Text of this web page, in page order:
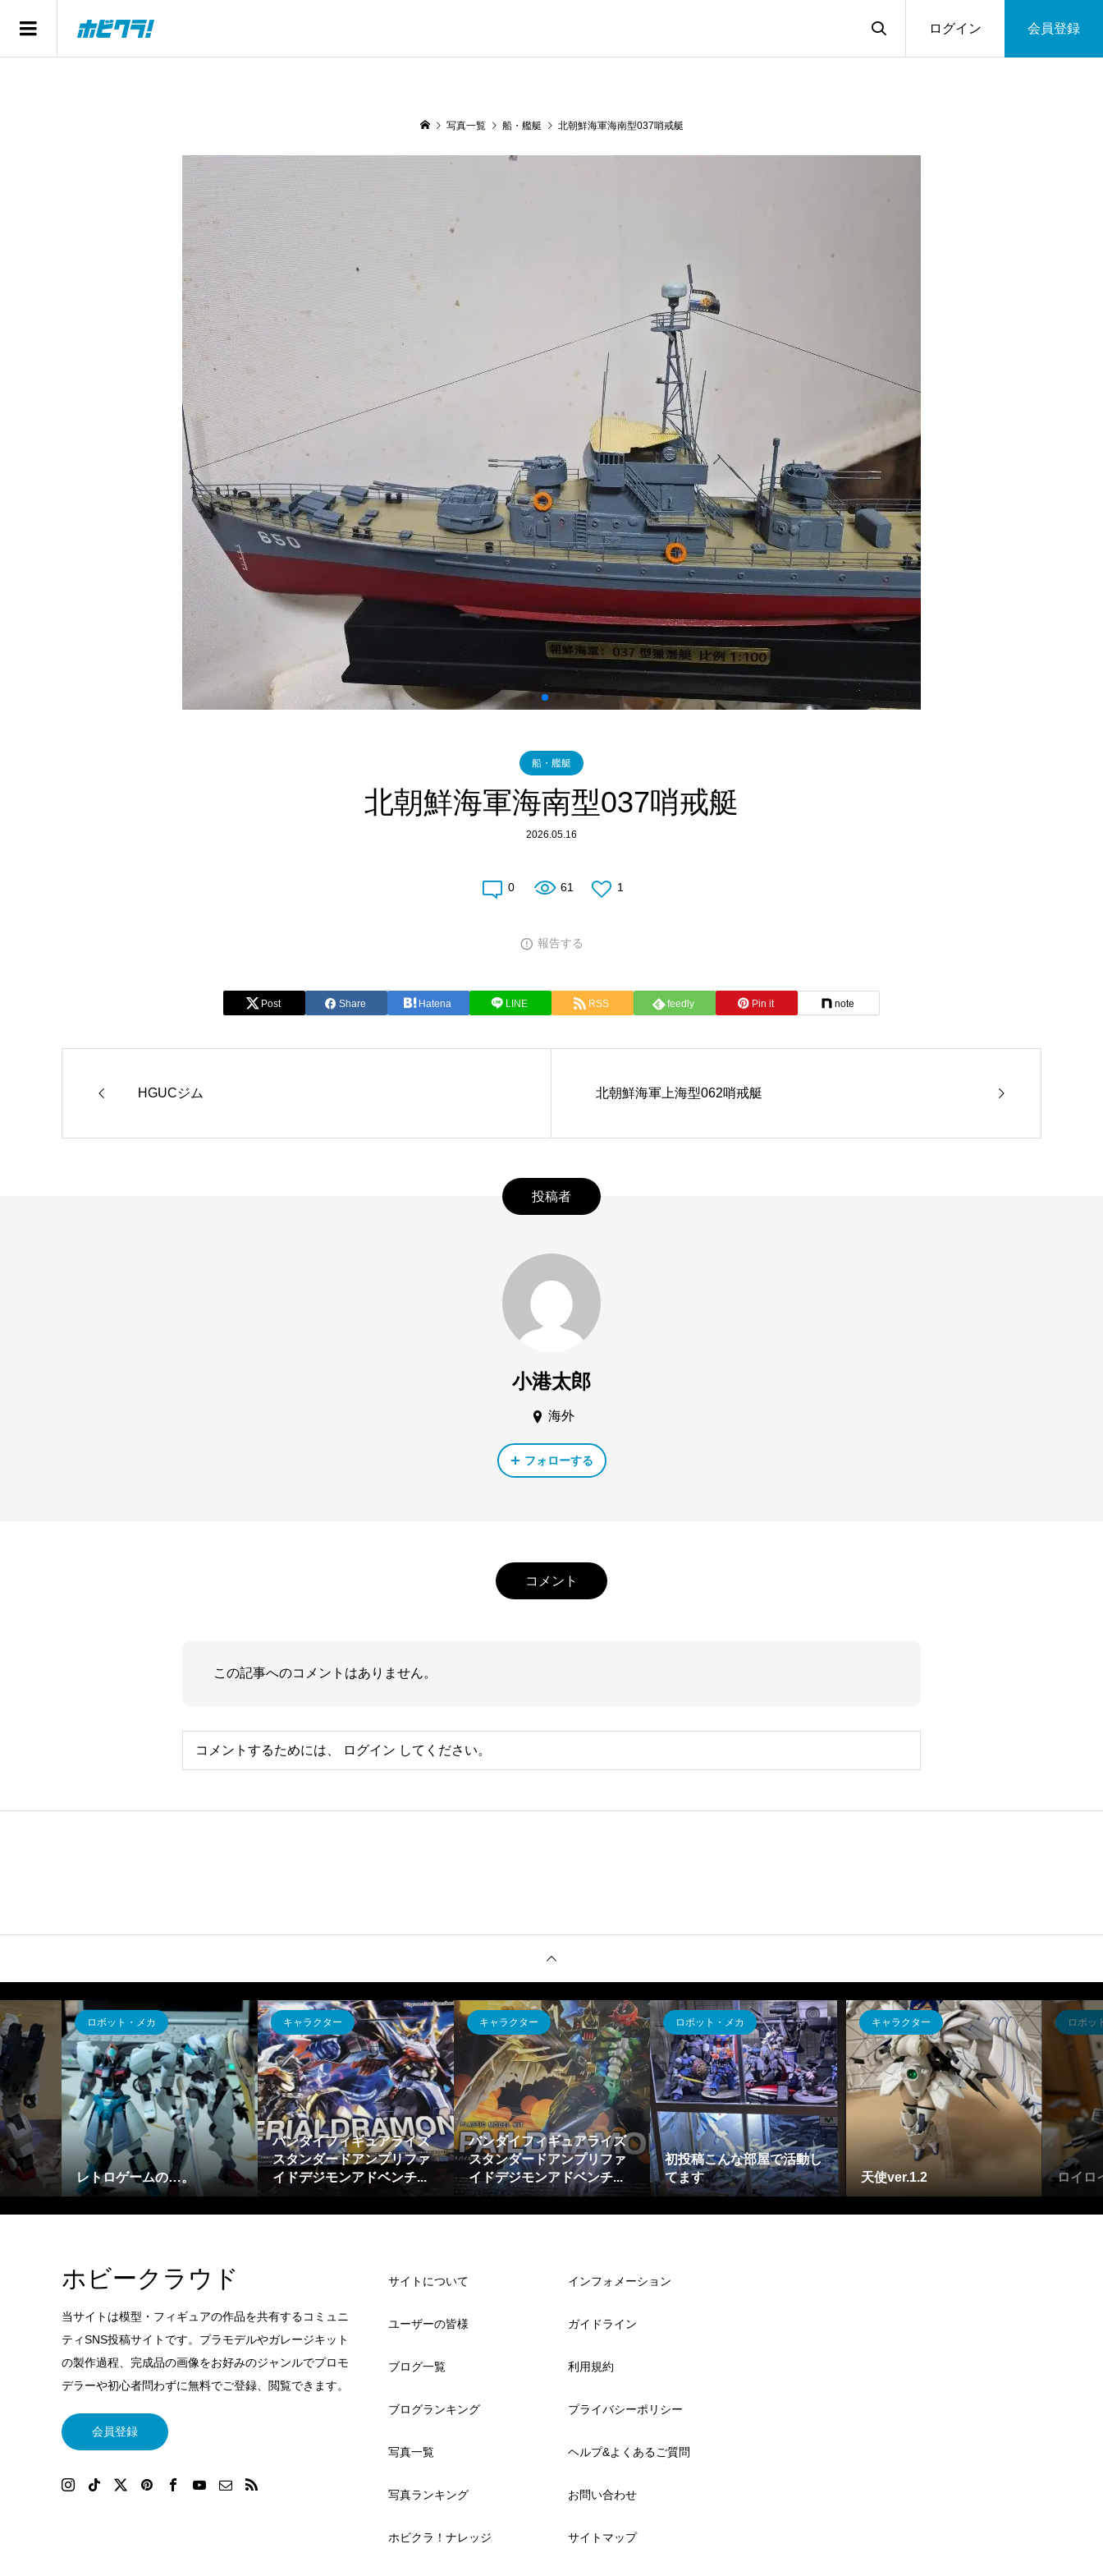
ログイン 会員登録
写真一覧 船・艦艇 北朝鮮海軍海南型037哨戒艇
船・艦艇
北朝鮮海軍海南型037哨戒艇
2026.05.16
0 61 1
報告する
Post Share Hatena LINE RSS feedly Pin it note
HGUCジム 北朝鮮海軍上海型062哨戒艇
投稿者
小港太郎
海外
フォローする
コメント
この記事へのコメントはありません。
コメントするためには、 ログイン してください。
ロボット・メカ
レトロゲームの…。
キャラクター
バンダイフィギュアライズ
スタンダードアンプリファ
イドデジモンアドベンチ...
キャラクター
バンダイフィギュアライズ
スタンダードアンプリファ
イドデジモンアドベンチ...
ロボット・メカ
初投稿こんな部屋で活動し
てます
キャラクター
天使ver.1.2
ロボッ
ロイロ
ホビークラウド
当サイトは模型・フィギュアの作品を共有するコミュニ
ティSNS投稿サイトです。プラモデルやガレージキット
の製作過程、完成品の画像をお好みのジャンルでプロモ
デラーや初心者問わずに無料でご登録、閲覧できます。
会員登録
サイトについて
ユーザーの皆様
ブログ一覧
ブログランキング
写真一覧
写真ランキング
ホビクラ！ナレッジ
インフォメーション
ガイドライン
利用規約
プライバシーポリシー
ヘルプ&よくあるご質問
お問い合わせ
サイトマップ